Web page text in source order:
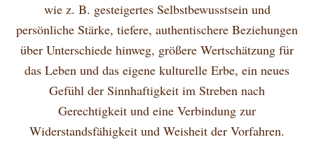
wie z. B. gesteigertes Selbstbewusstsein und
persönliche Stärke, tiefere, authentischere Beziehungen
über Unterschiede hinweg, größere Wertschätzung für
das Leben und das eigene kulturelle Erbe, ein neues
Gefühl der Sinnhaftigkeit im Streben nach
Gerechtigkeit und eine Verbindung zur
Widerstandsfähigkeit und Weisheit der Vorfahren.